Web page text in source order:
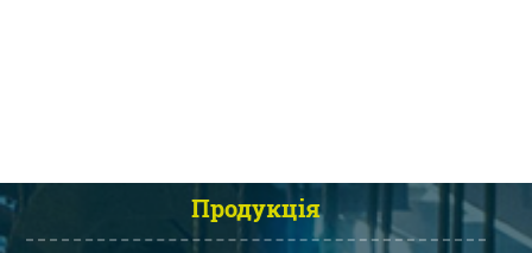
Продукція